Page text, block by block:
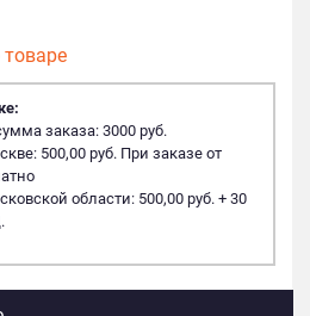
заказа: 3000 руб.
500,00 руб. При заказе от
области: 500,00 руб. + 30